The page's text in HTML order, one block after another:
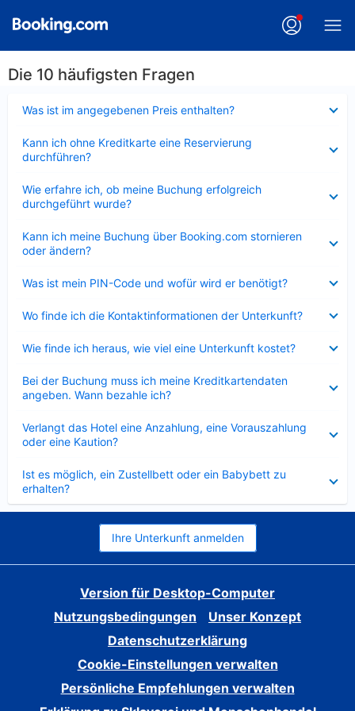
Die 10 häufigsten Fragen
Was ist im angegebenen Preis enthalten?
Kann ich ohne Kreditkarte eine Reservierung
durchführen?
Wie erfahre ich, ob meine Buchung erfolgreich
durchgeführt wurde?
Kann ich meine Buchung über Booking.com stornieren
oder ändern?
Was ist mein PIN-Code und wofür wird er benötigt?
Wo finde ich die Kontaktinformationen der Unterkunft?
Wie finde ich heraus, wie viel eine Unterkunft kostet?
Bei der Buchung muss ich meine Kreditkartendaten
angeben. Wann bezahle ich?
Verlangt das Hotel eine Anzahlung, eine Vorauszahlung
oder eine Kaution?
Ist es möglich, ein Zustellbett oder ein Babybett zu
erhalten?
Ihre Unterkunft anmelden
Version für Desktop-Computer
Nutzungsbedingungen
Unser Konzept
Datenschutzerklärung
Cookie-Einstellungen verwalten
Persönliche Empfehlungen verwalten